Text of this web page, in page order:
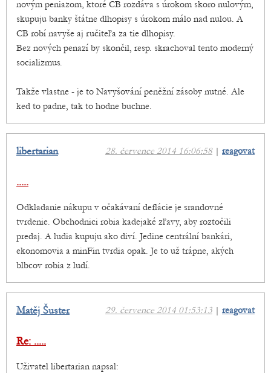
novým peniazom, ktoré CB rozdáva s úrokom skoro nulovým,
skupuju banky štátne dlhopisy s úrokom málo nad nulou. A
CB robí navyše aj ručiteľa za tie dlhopisy.
Bez nových penazí by skončil, resp. skrachoval tento moderný
socializmus.
Takže vlastne - je to Navyšování peněžní zásoby nutné. Ale
ked to padne, tak to hodne buchne.
28. července 2014 16:06:58| reagovat
libertarian
.....
Odkladanie nákupu v očakávaní deflácie je srandovné
tvrdenie. Obchodnici robia kadejaké zľavy, aby roztočili
predaj. A ludia kupuju ako diví. Jedine centrální bankári,
ekonomovia a minFin tvrdia opak. Je to už trápne, akých
blbcov robia z ludí.
29. července 2014 01:53:13 | reagovat
Matěj Šuster
Re: .....
Uživatel libertarian napsal: